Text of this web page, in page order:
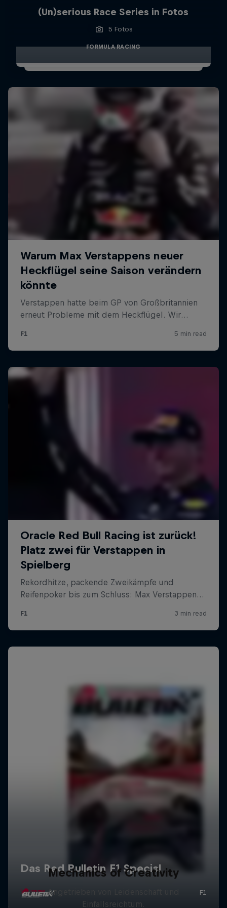
(Un)serious Race Series in Fotos
5 Fotos
FORMULA RACING
Mechanics of Creativity
Angetrieben von Leidenschaft und
Einfallsreichtum.